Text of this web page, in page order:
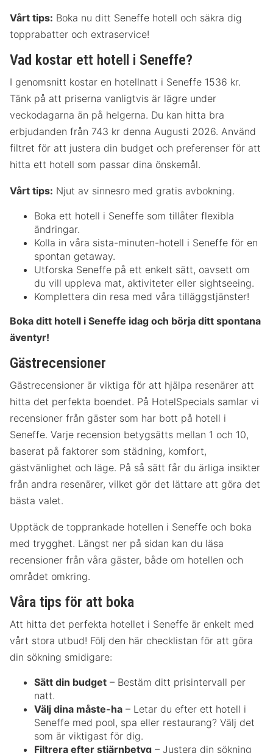
Vårt tips: Boka nu ditt Seneffe hotell och säkra dig
topprabatter och extraservice!
Vad kostar ett hotell i Seneffe?
I genomsnitt kostar en hotellnatt i Seneffe 1536 kr.
Tänk på att priserna vanligtvis är lägre under
veckodagarna än på helgerna. Du kan hitta bra
erbjudanden från 743 kr denna Augusti 2026. Använd
filtret för att justera din budget och preferenser för att
hitta ett hotell som passar dina önskemål.
Vårt tips: Njut av sinnesro med gratis avbokning.
Boka ett hotell i Seneffe som tillåter flexibla
ändringar.
Kolla in våra sista-minuten-hotell i Seneffe för en
spontan getaway.
Utforska Seneffe på ett enkelt sätt, oavsett om
du vill uppleva mat, aktiviteter eller sightseeing.
Komplettera din resa med våra tilläggstjänster!
Boka ditt hotell i Seneffe idag och börja ditt spontana
äventyr!
Gästrecensioner
Gästrecensioner är viktiga för att hjälpa resenärer att
hitta det perfekta boendet. På HotelSpecials samlar vi
recensioner från gäster som har bott på hotell i
Seneffe. Varje recension betygsätts mellan 1 och 10,
baserat på faktorer som städning, komfort,
gästvänlighet och läge. På så sätt får du ärliga insikter
från andra resenärer, vilket gör det lättare att göra det
bästa valet.
Upptäck de topprankade hotellen i Seneffe och boka
med trygghet. Längst ner på sidan kan du läsa
recensioner från våra gäster, både om hotellen och
området omkring.
Våra tips för att boka
Att hitta det perfekta hotellet i Seneffe är enkelt med
vårt stora utbud! Följ den här checklistan för att göra
din sökning smidigare:
Sätt din budget – Bestäm ditt prisintervall per
natt.
Välj dina måste-ha – Letar du efter ett hotell i
Seneffe med pool, spa eller restaurang? Välj det
som är viktigast för dig.
Filtrera efter stjärnbetyg – Justera din sökning